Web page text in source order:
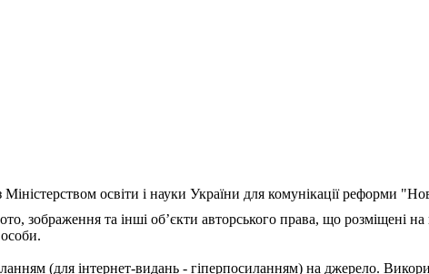
Міністерством освіти і науки України для комунікації реформи
зображення та інші об’єкти авторського права, що розміщені
(для інтернет-видань - гіперпосиланням) на джерело.